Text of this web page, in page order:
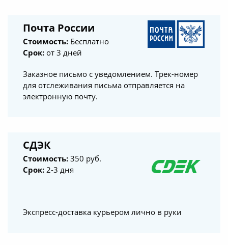
Почта России
Стоимость: Бесплатно
Срок: от 3 дней
Заказное письмо с уведомлением. Трек-номер
для отслеживания письма отправляется на
электронную почту.
СДЭК
Стоимость: 350 руб.
Срок: 2-3 дня
Экспресс-доставка курьером лично в руки